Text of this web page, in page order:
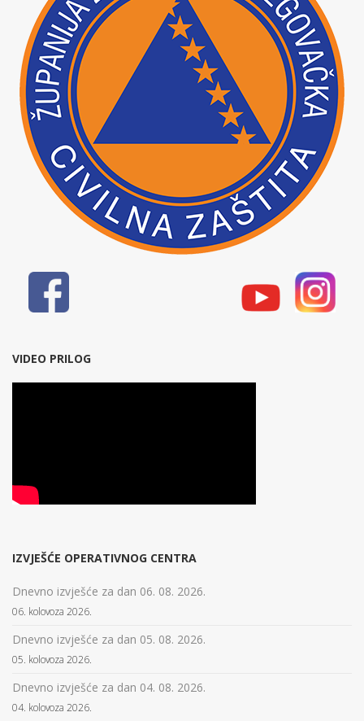
VIDEO PRILOG
IZVJEŠĆE OPERATIVNOG CENTRA
Dnevno izvješće za dan 06. 08. 2026.
06. kolovoza 2026.
Dnevno izvješće za dan 05. 08. 2026.
05. kolovoza 2026.
Dnevno izvješće za dan 04. 08. 2026.
04. kolovoza 2026.